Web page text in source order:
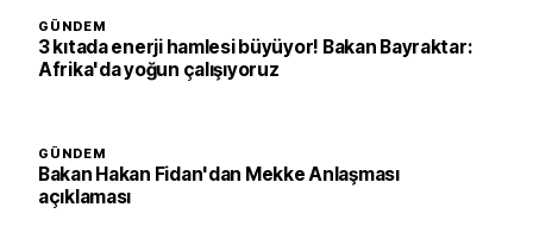
GÜNDEM
3 kıtada enerji hamlesi büyüyor! Bakan Bayraktar:
Afrika'da yoğun çalışıyoruz
GÜNDEM
Bakan Hakan Fidan'dan Mekke Anlaşması
açıklaması